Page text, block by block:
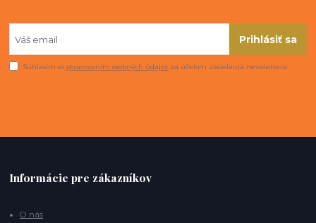
Prihlásiť sa
Súhlasím sospracovaním osobných údajov za účelom zasielania newslettera.
Informácie pre zákazníkov
O nás